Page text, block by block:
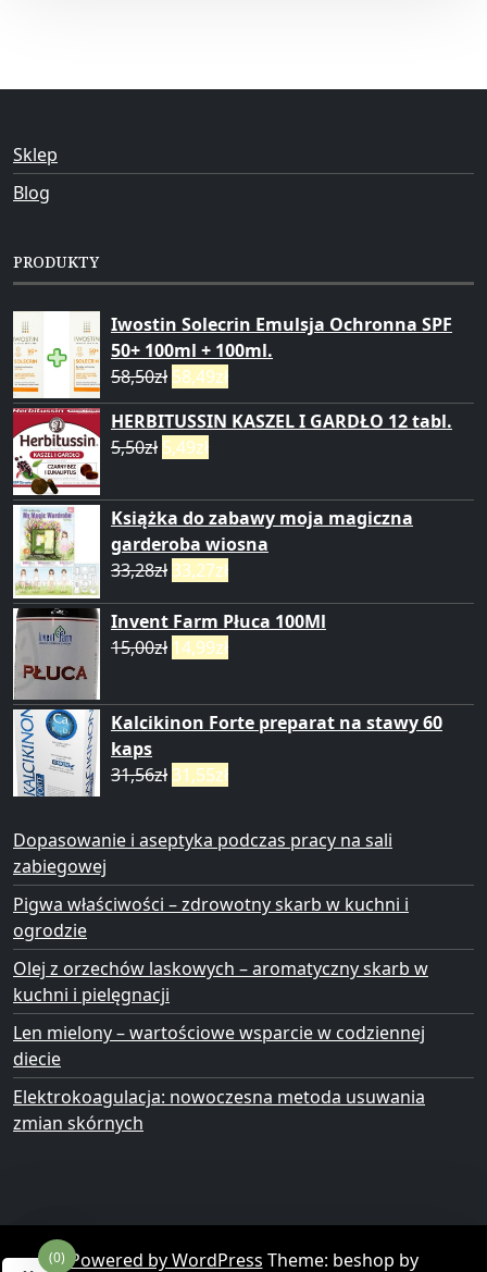
Sklep
Blog
PRODUKTY
Iwostin Solecrin Emulsja Ochronna SPF
50+ 100ml + 100ml.
58,50zł 58,49zł
HERBITUSSIN KASZEL I GARDŁO 12 tabl.
5,50zł 5,49zł
Książka do zabawy moja magiczna
garderoba wiosna
33,28zł 33,27zł
Invent Farm Płuca 100Ml
15,00zł 14,99zł
Kalcikinon Forte preparat na stawy 60
kaps
31,56zł 31,55zł
Dopasowanie i aseptyka podczas pracy na sali
zabiegowej
Pigwa właściwości – zdrowotny skarb w kuchni i
ogrodzie
Olej z orzechów laskowych – aromatyczny skarb w
kuchni i pielęgnacji
Len mielony – wartościowe wsparcie w codziennej
diecie
Elektrokoagulacja: nowoczesna metoda usuwania
zmian skórnych
Powered by WordPress Theme: beshop by
(0)